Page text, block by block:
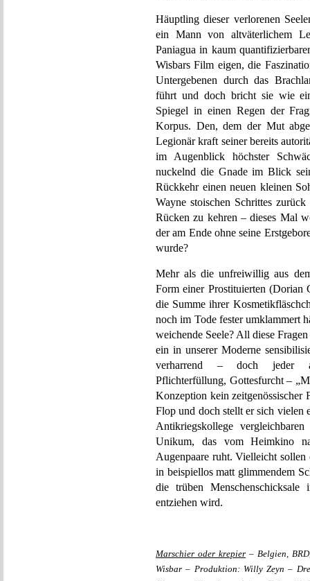
Häuptling dieser verlorenen
ein Mann von altväterlichem
Paniagua in kaum
Wisbars Film eigen, die
Untergebenen durch das
führt und doch bricht sie wie
Spiegel in einen Regen der
Korpus. Den, dem der Mut
Legionär kraft seiner bereits
im Augenblick höchster
nuckelnd die Gnade im Blick
Rückkehr einen neuen kleinen
Wayne stoischen Schrittes
Rücken zu kehren – dieses Mal
der am Ende ohne seine
wurde?
Mehr als die unfreiwillig aus
Form einer Prostituierten (Dorian
die Summe ihrer
noch im Tode fester umklammert
weichende Seele? All diese
ein in unserer Moderne
verharrend – doch jeder
Pflichterfüllung, Gottesfurcht –
Konzeption kein zeitgenössischer
Flop und doch stellt er sich vielen
Antikriegskollege
Unikum, das vom Heimkino
Augenpaare ruht. Vielleicht sollen
in beispiellos matt glimmendem
die trüben
entziehen wird.
Marschier oder krepier – Belgien,
Wisbar – Produktion: Willy Zeyn –